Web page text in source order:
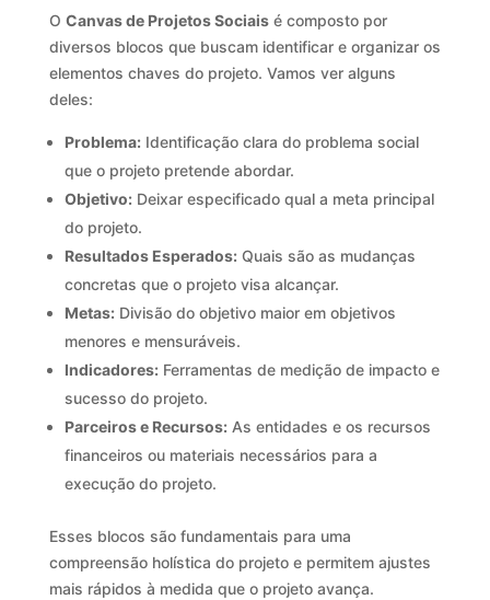
O Canvas de Projetos Sociaisé composto por
diversos blocos que buscam identificar e organizar os
elementos chaves do projeto. Vamos ver alguns
deles:
Problema:Identificação clara do problema social
que o projeto pretende abordar.
Objetivo:Deixar especificado qual a meta principal
do projeto.
Resultados Esperados:Quais são as mudanças
concretas que o projeto visa alcançar.
Metas:Divisão do objetivo maior em objetivos
menores e mensuráveis.
Indicadores:Ferramentas de medição de impacto e
sucesso do projeto.
Parceiros e Recursos:As entidades e os recursos
financeiros ou materiais necessários para a
execução do projeto.
Esses blocos são fundamentais para uma
compreensão holística do projeto e permitem ajustes
mais rápidos à medida que o projeto avança.